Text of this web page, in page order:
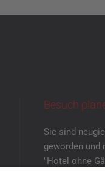
Besuch
Sie sind
geworden und
"Hotel ohne